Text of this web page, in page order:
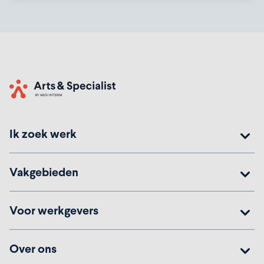
Home
Ik zoek werk
Vakgebieden
Voor werkgevers
Over ons